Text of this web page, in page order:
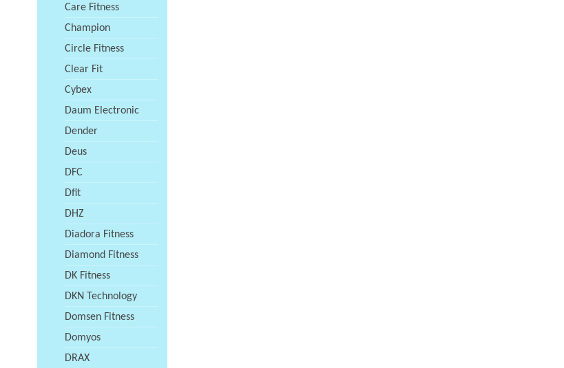
Care Fitness
Champion
Circle Fitness
Clear Fit
Cybex
Daum Electronic
Dender
Deus
DFC
Dfit
DHZ
Diadora Fitness
Diamond Fitness
DK Fitness
DKN Technology
Domsen Fitness
Domyos
DRAX